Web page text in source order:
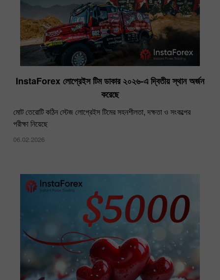
InstaForex লোপ্রেইস টিম ডাকার ২০২৬-এ দ্বিতীয় স্থান অর্জন
করেছে
মোট তেরোটি কঠিন স্টেজ লোপ্রেইস টিমের সহনশীলতা, দক্ষতা ও সংকল্পের
পরীক্ষা নিয়েছে
06.02.2026